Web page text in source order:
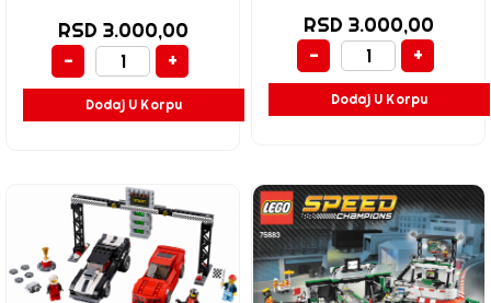
RSD 3.000,00
-
+
Dodaj U Korpu
RSD 3.000,00
-
+
Dodaj U Korpu